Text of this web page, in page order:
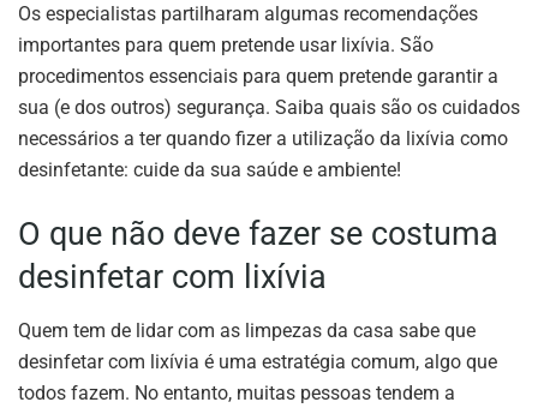
Os especialistas partilharam algumas recomendações
importantes para quem pretende usar lixívia. São
procedimentos essenciais para quem pretende garantir a
sua (e dos outros) segurança. Saiba quais são os cuidados
necessários a ter quando fizer a utilização da lixívia como
desinfetante: cuide da sua saúde e ambiente!
O que não deve fazer se costuma
desinfetar com lixívia
Quem tem de lidar com as limpezas da casa sabe que
desinfetar com lixívia é uma estratégia comum, algo que
todos fazem. No entanto, muitas pessoas tendem a